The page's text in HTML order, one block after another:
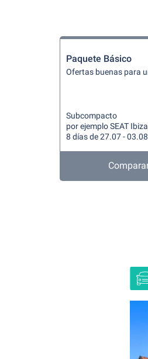
Paquete Básico
Ofertas buenas para
Subcompacto
por ejemplo SEAT Ibiza
8 días de 27.07 -